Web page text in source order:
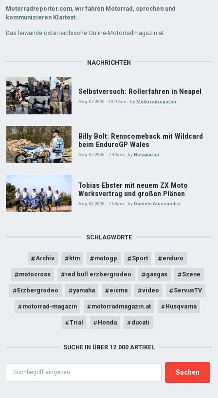
Motorradreporter.com, wir fahren Motorrad, sprechen und
kommunizieren Klartext.
Das leiwande österreichische Online-Motorradmagazin.at
NACHRICHTEN
Selbstversuch: Rollerfahren in Neapel
Aug 07 2026 - 10:07am byMotorradreporter
Billy Bolt: Renncomeback mit Wildcard
beim EnduroGP Wales
Aug 07 2026 - 7:49am , by Husqvarna
Tobias Ebster mit neuem ZX Moto
Werksvertrag und großen Plänen
Aug 06 2026 - 7:58am byDaniele Alessandro
SCHLAGWORTE
Archiv ktm motogp Sport enduro
motocross red bull erzbergrodeo gasgas Szene
Erzbergrodeo yamaha eicma video ServusTV
motorrad-magazin motorradmagazin.at Husqvarna
Trial Honda ducati
SUCHE IN ÜBER 12.000 ARTIKEL